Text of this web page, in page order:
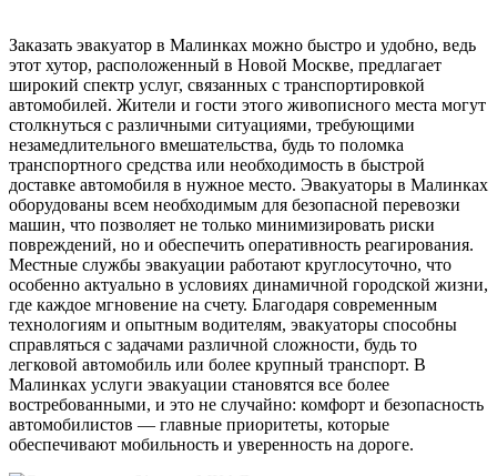
Заказать эвакуатор в Малинках можно быстро и удобно, ведь
этот хутор, расположенный в Новой Москве, предлагает
широкий спектр услуг, связанных с транспортировкой
автомобилей. Жители и гости этого живописного места могут
столкнуться с различными ситуациями, требующими
незамедлительного вмешательства, будь то поломка
транспортного средства или необходимость в быстрой
доставке автомобиля в нужное место. Эвакуаторы в Малинках
оборудованы всем необходимым для безопасной перевозки
машин, что позволяет не только минимизировать риски
повреждений, но и обеспечить оперативность реагирования.
Местные службы эвакуации работают круглосуточно, что
особенно актуально в условиях динамичной городской жизни,
где каждое мгновение на счету. Благодаря современным
технологиям и опытным водителям, эвакуаторы способны
справляться с задачами различной сложности, будь то
легковой автомобиль или более крупный транспорт. В
Малинках услуги эвакуации становятся все более
востребованными, и это не случайно: комфорт и безопасность
автомобилистов — главные приоритеты, которые
обеспечивают мобильность и уверенность на дороге.